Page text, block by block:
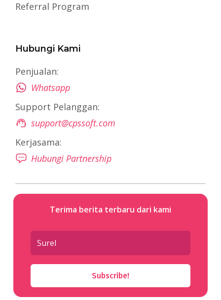
Referral Program
Hubungi Kami
Penjualan:
Whatsapp
Support Pelanggan:
support@cpssoft.com
Kerjasama:
Hubungi Partnership
Terima berita terbaru dari kami
Subscribe!